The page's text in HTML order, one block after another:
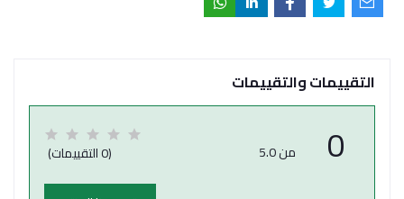
التقييمات والتقييمات
0 من 5.0 (0 التقييمات)